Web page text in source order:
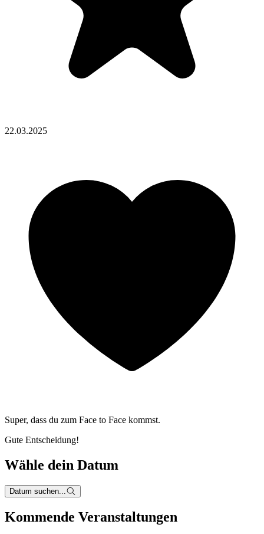
22.03.2025
Super, dass du zum Face to Face kommst.
Gute Entscheidung!
Wähle dein Datum
Datum suchen...
Kommende Veranstaltungen